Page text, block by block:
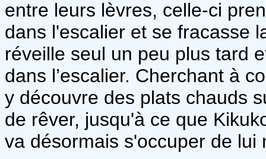
entre leurs lèvres, celle-ci
dans l'escalier et se fracasse
réveille seul un peu plus tard
dans l’escalier. Cherchant à
y découvre des plats chauds
de rêver, jusqu'à ce que
va désormais s'occuper de